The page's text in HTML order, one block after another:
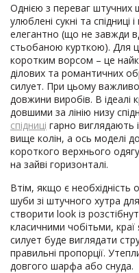
Однією з переваг штучних
улюблені сукні та
елегантно (що не завжди
стьобаною курткою). Для
коротким ворсом – це
ділових та романтичних
силует. При цьому
довжини виробів. В ідеалі
довшими за лінію низу
спідниці гарно виглядають
вище колін, а ось моделі
короткого верхнього
на зайві горизонталі.
Втім, якщо є необхідність
шуби зі штучного хутра
створити look із
класичними чобітьми, краї
силует буде виглядати
правильні пропорції.
довгого шарфа або снуда.